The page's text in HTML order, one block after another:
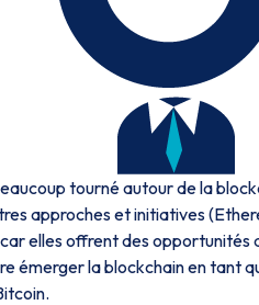
tourné autour de la
approches et initiatives
elles offrent des
émerger la blockchain en tant